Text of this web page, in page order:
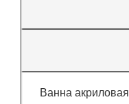
Ванна акриловая